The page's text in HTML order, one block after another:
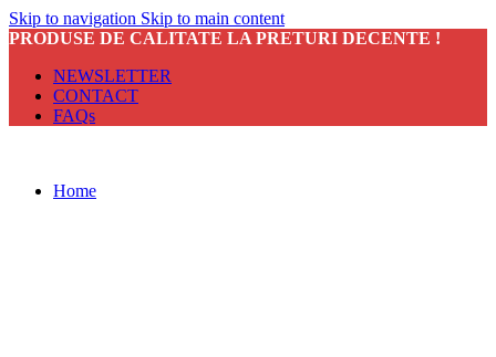
Skip to navigation Skip to main content
PRODUSE DE CALITATE LA PRETURI DECENTE !
NEWSLETTER
CONTACT
FAQs
Home